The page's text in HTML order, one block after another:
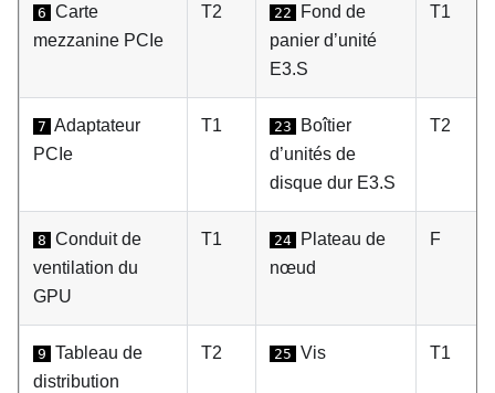
6 Carte
mezzanine PCIe
T2 22
Fond de
panier d’unité
E3.S
T1
7 Adaptateur
PCIe
T1 23
Boîtier
d’unités de
disque dur E3.S
T2
8 Conduit de
ventilation du
GPU
T1 24
Plateau de
nœud
F
9 Tableau de
distribution
T2 25 Vis T1